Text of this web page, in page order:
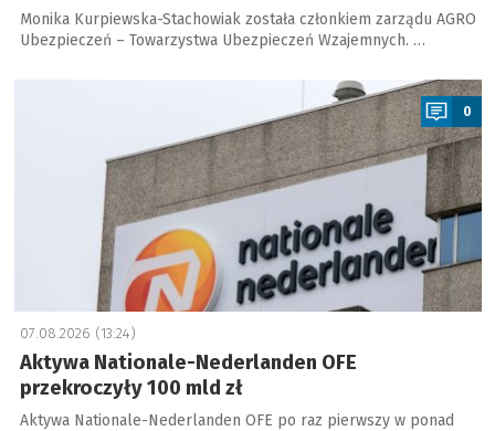
Monika Kurpiewska-Stachowiak została członkiem zarządu AGRO
Ubezpieczeń – Towarzystwa Ubezpieczeń Wzajemnych. …
0
07.08.2026 (13:24)
Aktywa Nationale-Nederlanden OFE
przekroczyły 100 mld zł
Aktywa Nationale-Nederlanden OFE po raz pierwszy w ponad